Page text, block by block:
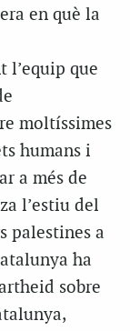
en què la
l’equip que
moltíssimes
humans i
a més de
l’estiu del
palestines a
ha
sobre